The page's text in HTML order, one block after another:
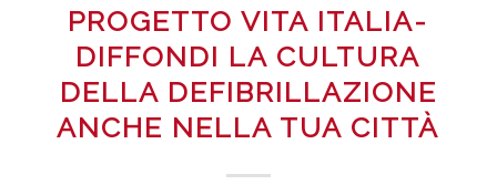
PROGETTO VITA ITALIA-
DIFFONDI LA CULTURA
DELLA DEFIBRILLAZIONE
ANCHE NELLA TUA CITTÀ